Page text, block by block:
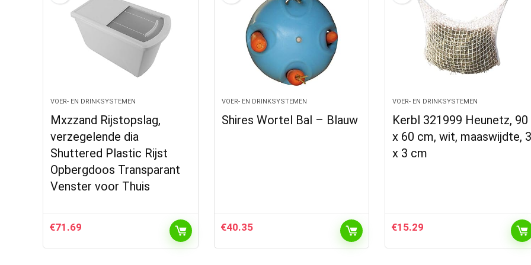
VOER- EN DRINKSYSTEMEN
Mxzzand Rijstopslag,
verzegelende dia
Shuttered Plastic Rijst
Opbergdoos Transparant
Venster voor Thuis
€71.69
VOER- EN DRINKSYSTEMEN
Shires Wortel Bal – Blauw
€40.35
VOER- EN DRINKSYSTEMEN
Kerbl 321999 Heunetz, 90
x 60 cm, wit, maaswijdte,
x 3 cm
€15.29